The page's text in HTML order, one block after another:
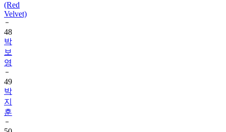
(Red
Velvet)
48
박
보
영
49
박
지
훈